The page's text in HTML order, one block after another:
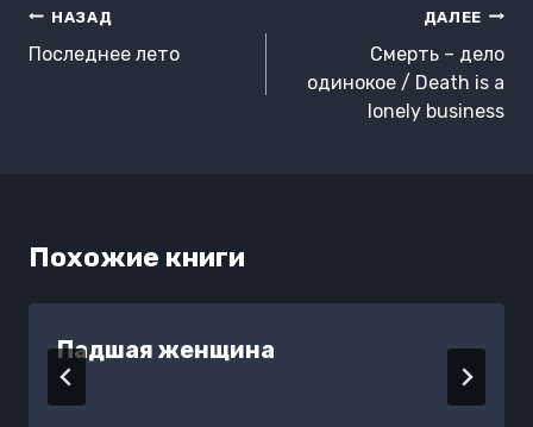
Навигация
по
НАЗАД
Последнее лето
ДАЛЕЕ
Смерть – дело
одинокое / Death is a
lonely business
Похожие книги
Падшая женщина